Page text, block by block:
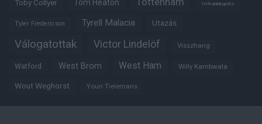
Toby Collyer Tom Heaton Trófeabibliográfia
Tyler Fredericson Tyrell Malacia Utazás
Válogatottak Victor Lindelöf Visszhang
Watford West Brom West Ham Willy Kambwala
Wout Weghorst Youri Tielemans